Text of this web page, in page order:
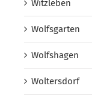
Witzleben
Wolfsgarten
Wolfshagen
Woltersdorf